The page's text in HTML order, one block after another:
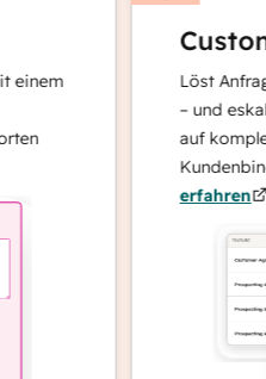
Löst Anfragen
– und eskaliert
auf komplexe
erfahren